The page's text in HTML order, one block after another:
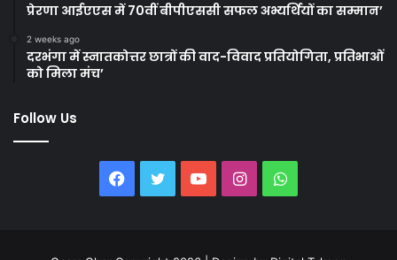
प्रेरणा आईएएस में 70वीं बीपीएससी सफल अभ्यर्थियों का सम्मान’
2 weeks ago
दरभंगा में स्नातकोत्तर छात्रों की वाद-विवाद प्रतियोगिता, प्रतिभाओं
को मिला मंच’
Follow Us
Facebook
TwitterYouTubeInstagramWhatsApp